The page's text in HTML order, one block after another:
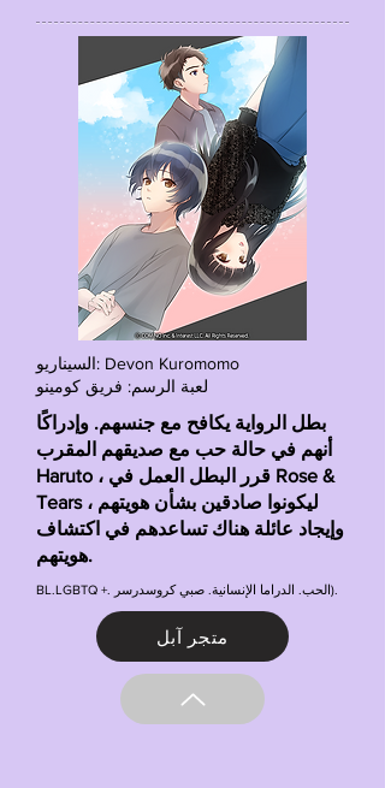
السيناريو: Devon Kuromomo
لعبة الرسم: فريق كومينو
بطل الرواية يكافح مع جنسهم. وإدراكًا
أنهم في حالة حب مع صديقهم المقرب
Haruto ، قرر البطل العمل في Rose &
Tears ليكونوا صادقين بشأن هويتهم ،
وإيجاد عائلة هناك تساعدهم في اكتشاف
هويتهم.
BL.LGBTQ +. الحب. الدراما الإنسانية. صبي كروسدرسر).
متجر آبل